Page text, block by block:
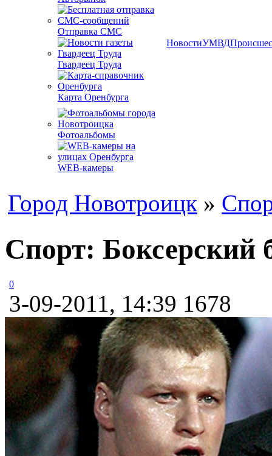
Отправка СМС
Гвардеец Труда
Карта Оренбурга
Фотоальбомы
WEB-камеры
НовостиУМВД
Город Новотроицк »
Спорт: Боксерский
0
3-09-2011, 14:39 1678